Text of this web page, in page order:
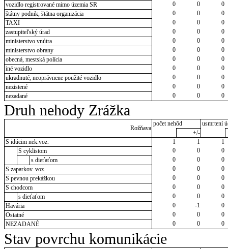
vozidlo registrované mimo územia SR
0 0
0
štátny podnik, štátna organizácia
0 0
0
TAXI
0 0
0
zastupiteľský úrad
0 0
0
ministerstvo vnútra
0 0
0
ministerstvo obrany
0 0
0
obecná, mestská polícia
0 0
0
iné vozidlo
0 0
0
ukradnuté, neoprávnene použité vozidlo
0 0
0
nezistené
0 0
0
nezadané
0 0 0
Druh nehody Zrážka
Rožňava
počet nehôd
usmrtení
+/-
S idúcim nek.voz.
1 1
1
S cyklistom
0 0
0
s dieťaťom
0 0
0
S zaparkov. voz.
0 0
0
S pevnou prekážkou
0 0
0
S chodcom
0 0
0
s dieťaťom
0 0
0
Havária
0 -1
0
Ostatné
0 0
0
NEZADANÉ
0 0 0
Stav povrchu komunikácie